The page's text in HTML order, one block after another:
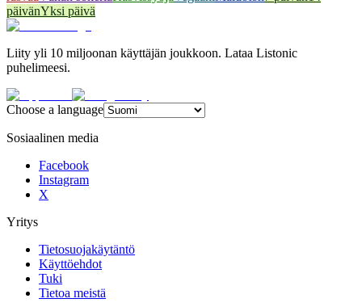
päivänYksi päivä
Liity yli 10 miljoonan käyttäjän joukkoon. Lataa Listonic
puhelimeesi.
Choose a language
Sosiaalinen media
Facebook
Instagram
X
Yritys
Tietosuojakäytäntö
Käyttöehdot
Tuki
Tietoa meistä